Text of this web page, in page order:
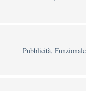
Pubblicità, Funzionale